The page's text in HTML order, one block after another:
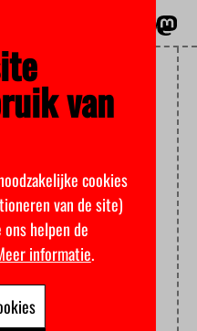
van
cookies
van de site)
helpen de
informatie.